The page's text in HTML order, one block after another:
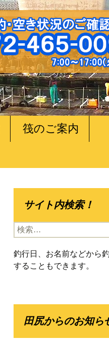
筏のご案内
サイト内検索！
検
索:
釣行日、お名前などから
することもできます。
田尻からのお知ら